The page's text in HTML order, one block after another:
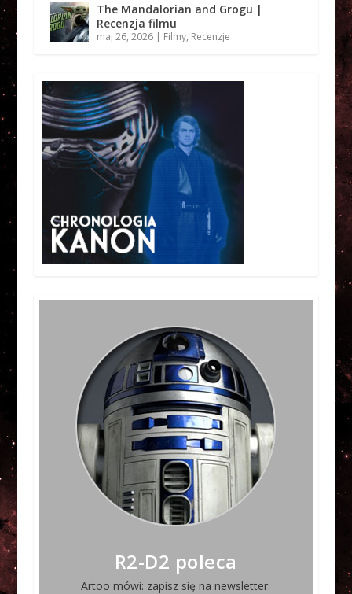
The Mandalorian and Grogu |
Recenzja filmu
maj 26, 2026| Filmy, Recenzje
R2-D2 poleca
Artoo mówi: zapisz się na newsletter.